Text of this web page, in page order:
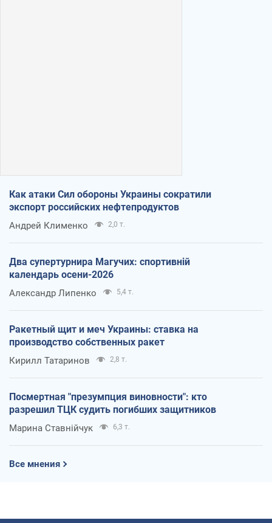
Как атаки Сил обороны Украины сократили
экспорт российских нефтепродуктов
Андрей Клименко 2,0 т.
Два супертурнира Магучих: спортивній
календарь осени-2026
Александр Липенко 5,4 т.
Ракетный щит и меч Украины: ставка на
производство собственных ракет
Кирилл Татаринов 2,8 т.
Посмертная "презумпция виновности": кто
разрешил ТЦК судить погибших защитников
Марина Ставнійчук 6,3 т.
Все мнения